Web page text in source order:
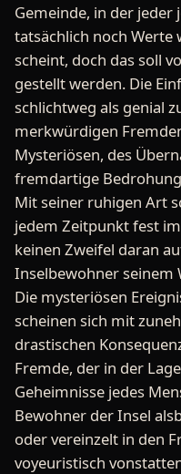
Gemeinde, in der jeder
tatsächlich noch Werte
scheint, doch das soll
gestellt werden. Die
schlichtweg als genial
merkwürdigen
Mysteriösen, des
fremdartige
Mit seiner ruhigen Art
jedem Zeitpunkt fest
keinen Zweifel daran
Inselbewohner seinem
Die mysteriösen
scheinen sich mit
drastischen
Fremde, der in der
Geheimnisse jedes
Bewohner der Insel
oder vereinzelt in den
voyeuristisch